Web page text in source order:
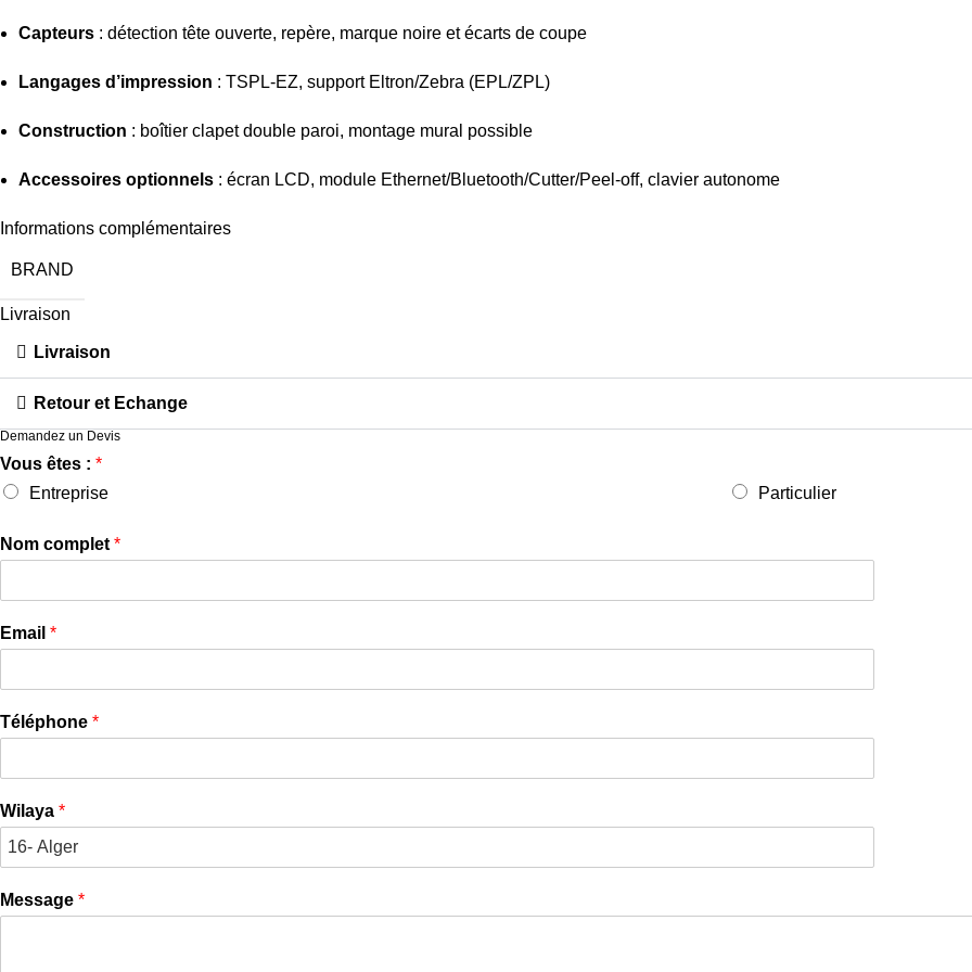
Capteurs : détection tête ouverte, repère, marque noire et écarts de coupe
Langages d’impression : TSPL‑EZ, support Eltron/Zebra (EPL/ZPL)
Construction : boîtier clapet double paroi, montage mural possible
Accessoires optionnels : écran LCD, module Ethernet/Bluetooth/Cutter/Peel‑off, clavier autonome
Informations complémentaires
BRAND
Livraison
Livraison
Retour et Echange
Demandez un Devis
Vous êtes : *
Entreprise
Particulier
Nom complet *
Email *
Téléphone *
Wilaya *
Message *